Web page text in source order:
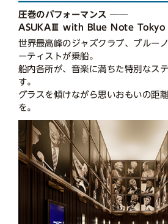
圧巻のパフォーマンス ──
ASUKAⅢ with Blue Note Tokyo
世界最高峰のジャズクラブ、ブルー
ーティストが乗船。
船内各所が、音楽に満ちた特別なス
す。
グラスを傾けながら思いおもいの距
を。